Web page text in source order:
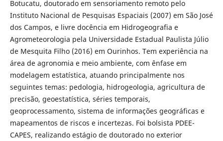
Botucatu, doutorado em sensoriamento remoto pelo
Instituto Nacional de Pesquisas Espaciais (2007) em São José
dos Campos, e livre docência em Hidrogeografia e
Agrometeorologia pela Universidade Estadual Paulista Júlio
de Mesquita Filho (2016) em Ourinhos. Tem experiência na
área de agronomia e meio ambiente, com ênfase em
modelagem estatística, atuando principalmente nos
seguintes temas: pedologia, hidrogeologia, agricultura de
precisão, geoestatística, séries temporais,
geoprocessamento, sistema de informações geográficas e
mapeamentos de riscos e incertezas. Foi bolsista PDEE-
CAPES, realizando estágio de doutorado no exterior